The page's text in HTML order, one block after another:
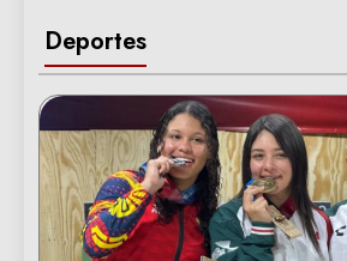
Deportes